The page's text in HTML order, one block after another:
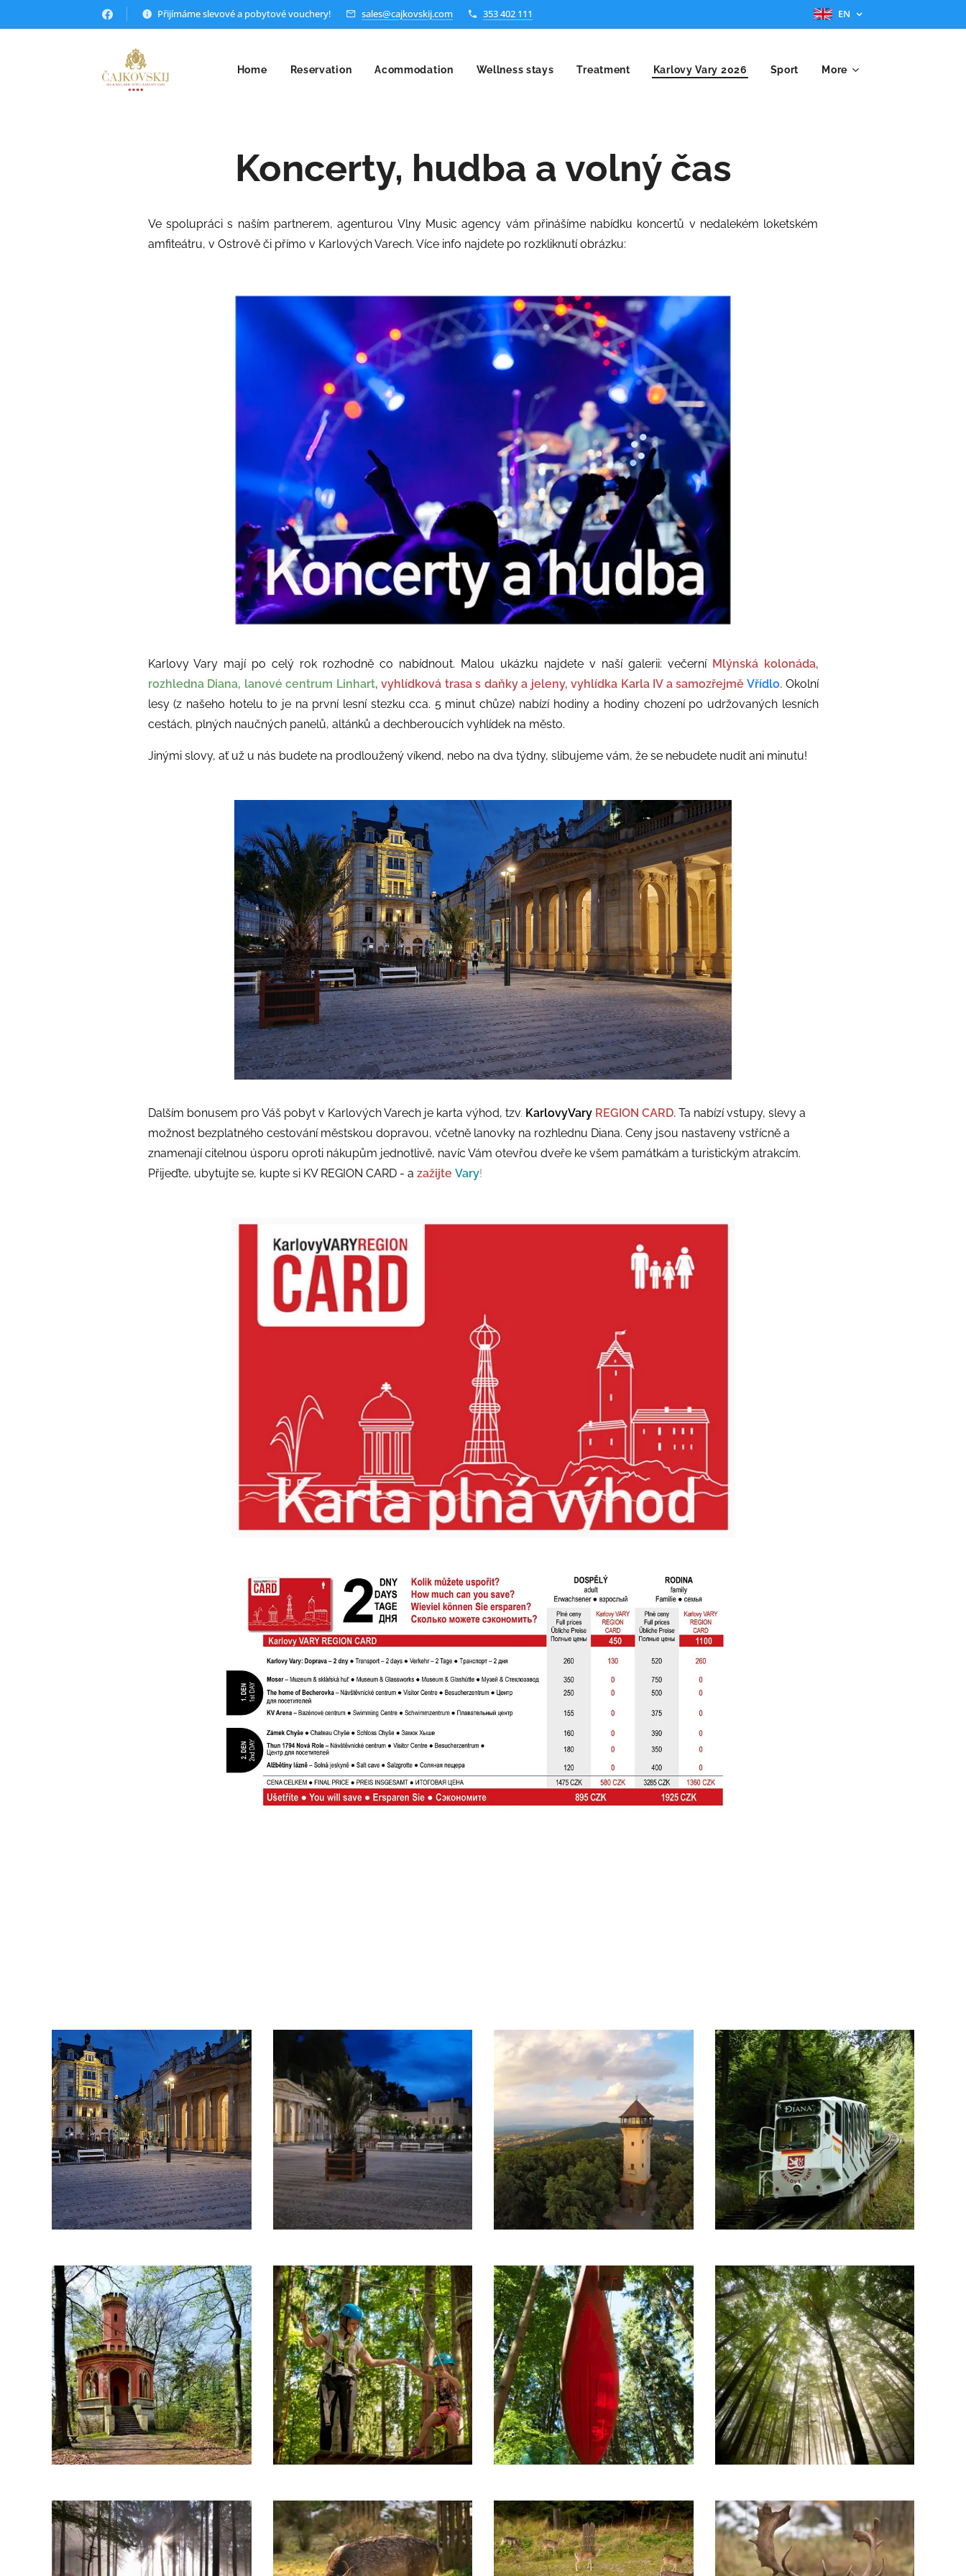
Přijímáme slevové a pobytové vouchery! sales@cajkovskij.com 353 402 111 EN
Home Reservation Acommodation Wellness stays Treatment Karlovy Vary 2026 Sport More
Koncerty, hudba a volný čas
Ve spolupráci s naším partnerem, agenturou Vlny Music agency vám přinášíme nabídku koncertů v nedalekém loketském
amfiteátru, v Ostrově či přímo v Karlových Varech. Více info najdete po rozkliknutí obrázku:
Karlovy Vary mají po celý rok rozhodně co nabídnout. Malou ukázku najdete v naší galerii: večerní Mlýnská kolonáda,
rozhledna Diana, lanové centrum Linhart, vyhlídková trasa s daňky a jeleny, vyhlídka Karla IV a samozřejmě Vřídlo.Okolní
lesy (z našeho hotelu to je na první lesní stezku cca. 5 minut chůze) nabízí hodiny a hodiny chození po udržovaných lesních
cestách, plných naučných panelů, altánků a dechberoucích vyhlídek na město.
Jinými slovy, ať už u nás budete na prodloužený víkend, nebo na dva týdny, slibujeme vám, že se nebudete nudit ani minutu!
Dalším bonusem pro Váš pobyt v Karlových Varech je karta výhod, tzv. KarlovyVary REGION CARD.Ta nabízí vstupy, slevy a
možnost bezplatného cestování městskou dopravou, včetně lanovky na rozhlednu Diana. Ceny jsou nastaveny vstřícně a
znamenají citelnou úsporu oproti nákupům jednotlivě, navíc Vám otevřou dveře ke všem památkám a turistickým atrakcím.
Přijeďte, ubytujte se, kupte si KV REGION CARD - a zažijte Vary!